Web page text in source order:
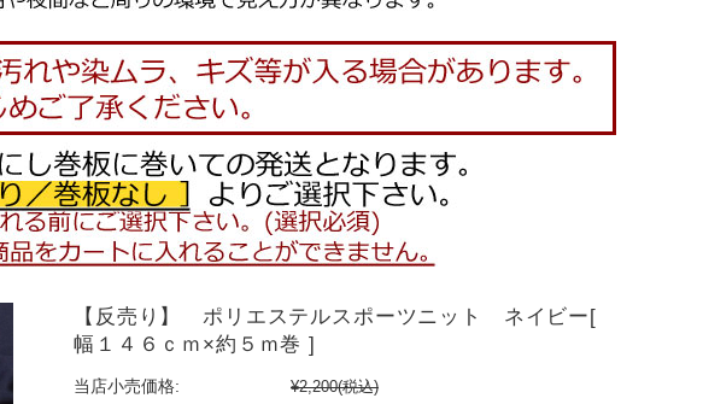
【反売り】 ポリエステルスポーツニット ネイビー[
幅１４６ｃｍ×約５ｍ巻 ]
当店小売価格: ¥2,200(税込)